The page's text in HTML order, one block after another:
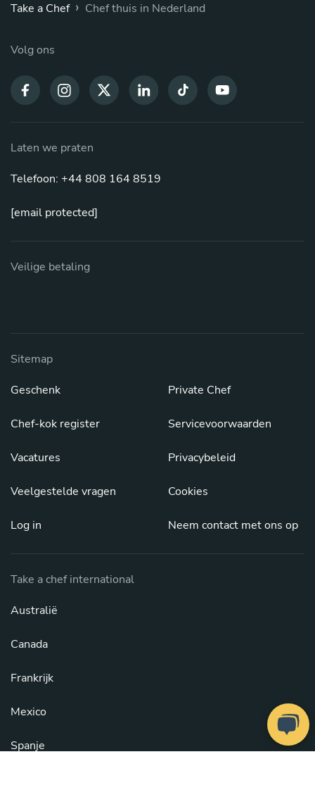
Take a Chef › Chef thuis in Nederland
Volg ons
Laten we praten
Telefoon: +44 808 164 8519
[email protected]
Veilige betaling
Sitemap
Geschenk
Chef-kok register
Vacatures
Veelgestelde vragen
Log in
Private Chef
Servicevoorwaarden
Privacybeleid
Cookies
Neem contact met ons op
Take a chef international
Australië
Canada
Frankrijk
Mexico
Spanje